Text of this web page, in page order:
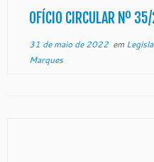
OFÍCIO CIRCULAR Nº
31 de maio de 2022em
Marques